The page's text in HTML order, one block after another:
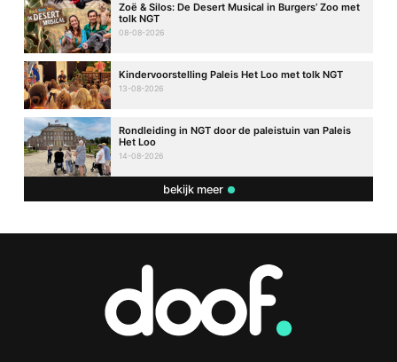
Zoë & Silos: De Desert Musical in Burgers’ Zoo met
tolk NGT
08-08-2026
Kindervoorstelling Paleis Het Loo met tolk NGT
13-08-2026
Rondleiding in NGT door de paleistuin van Paleis
Het Loo
14-08-2026
bekijk meer